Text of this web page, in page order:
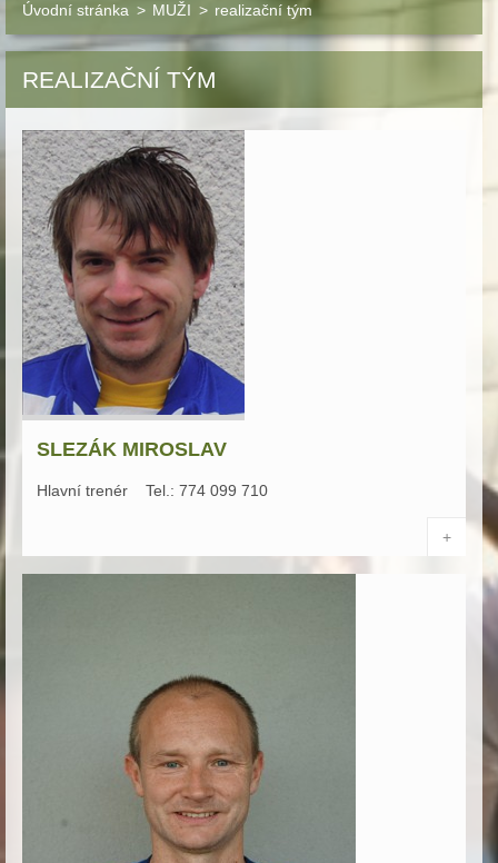
Úvodní stránka > MUŽI > realizační tým
REALIZAČNÍ TÝM
SLEZÁK MIROSLAV
Hlavní trenér Tel.: 774 099 710
+